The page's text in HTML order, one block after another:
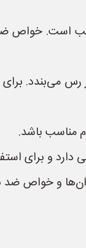
خواص ضد
رس می‌بندد.
مناسب باشد.
و برای
و خواص ضد